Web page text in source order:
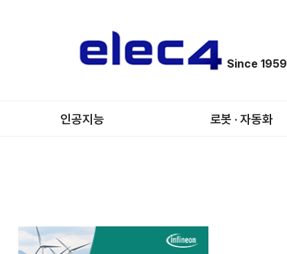
Since 1959
인공지능 로봇 · 자동화